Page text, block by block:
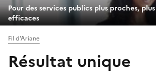
Pour des services publics plus proches,
efficaces
Fil d'Ariane
Résultat unique